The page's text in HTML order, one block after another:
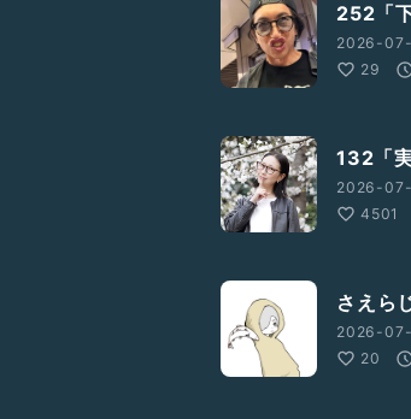
252「
2026-
29
132「
2026-
4501
さえら
2026-
20